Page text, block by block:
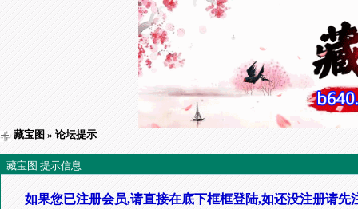
藏宝图 » 论坛提示
藏宝图 提示信息
如果您已注册会员,请直接在底下框框登陆,如还没注册请先